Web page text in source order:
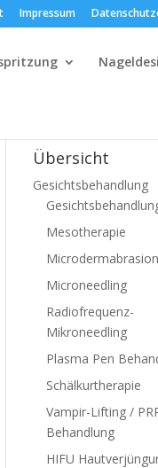
Impressum
Übersicht
Gesichtsbehandlung
Mesotherapie
Microdermabrasion
Microneedling
Radiofrequenz-
Mikroneedling
Plasma Pen
Schälkurtherapie
Vampir-Lifting /
Behandlung
HIFU